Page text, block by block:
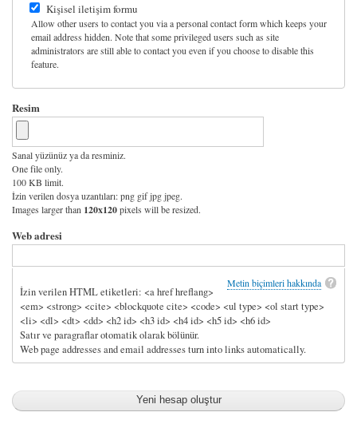
Kişisel iletişim formu
Allow other users to contact you via a personal contact form which keeps your
email address hidden. Note that some privileged users such as site
administrators are still able to contact you even if you choose to disable this
feature.
Resim
Sanal yüzünüz ya da resminiz.
One file only.
100 KB limit.
İzin verilen dosya uzantıları: png gif jpg jpeg.
Images larger than 120x120pixels will be resized.
Web adresi
Metin biçimleri hakkında
İzin verilen HTML etiketleri: <a href hreflang>
<em> <strong> <cite> <blockquote cite> <code> <ul type> <ol start type>
<li> <dl> <dt> <dd> <h2 id> <h3 id> <h4 id> <h5 id> <h6 id>
Satır ve paragraflar otomatik olarak bölünür.
Web page addresses and email addresses turn into links automatically.